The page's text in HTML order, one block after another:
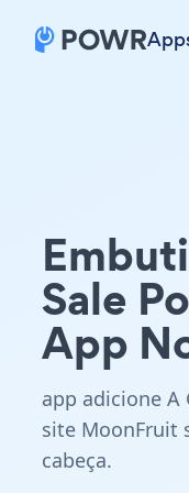
Sale
App
app adicione A
site MoonFruit
cabeça.